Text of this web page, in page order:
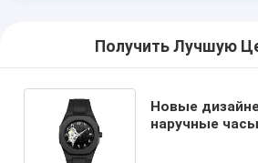
Получить Лучшую
Новые
наручные